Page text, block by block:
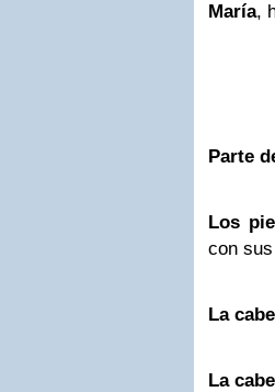
María,
Parte
Los
con
La
La